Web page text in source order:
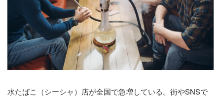
水たばこ（シーシャ）店が全国で急増している。街やSNSで